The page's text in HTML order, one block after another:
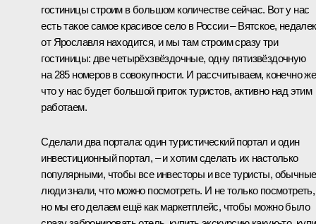
гостиницы строим в большом количестве сейчас. Вот у нас
есть такое самое красивое село в России – Вятское,
от Ярославля находится, и мы там строим сразу три
гостиницы: две четырёхзвёздочные, одну пятизвёздочную
на 285 номеров в совокупности. И рассчитываем, конечно
что у нас будет большой приток туристов, активно над этим
работаем.
Сделали два портала: один туристический портал и один
инвестиционный портал, – и хотим сделать их настолько
популярными, чтобы все инвесторы и все туристы, обычные
люди знали, что можно посмотреть. И не только посмотреть,
но мы его делаем ещё как маркетплейс, чтобы можно было